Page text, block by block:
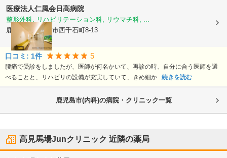
医療法人仁風会日高病院
整形外科, リハビリテーション科, リウマチ科, ...
鹿児島県鹿児島市西千石町8-13
口コミ: 1件 5
腰痛で受診をしましたが、医師が何名かいて、再診の時、自分に合う医師を選
べることと、リハビリの設備が充実していて、きめ細か... 続きを読む
鹿児島市(内科)の病院・クリニック一覧
高見馬場Junクリニック 近隣の薬局